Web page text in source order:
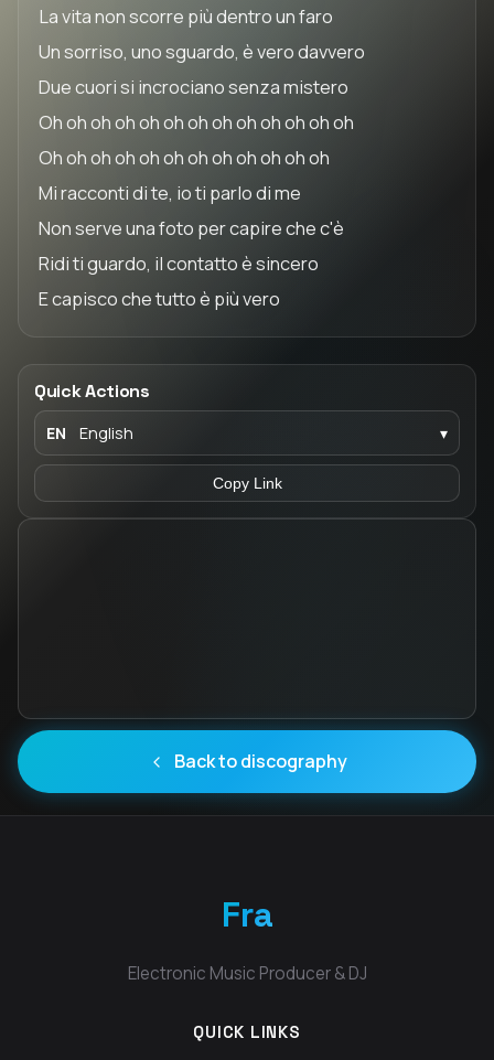
Quick Actions
EN English ▾
Copy Link
La vita non scorre più dentro un faro
Un sorriso, uno sguardo, è vero davvero
Due cuori si incrociano senza mistero
Oh oh oh oh oh oh oh oh oh oh oh oh oh
Oh oh oh oh oh oh oh oh oh oh oh oh
Mi racconti di te, io ti parlo di me
Non serve una foto per capire che c'è
Ridi ti guardo, il contatto è sincero
E capisco che tutto è più vero
Back to discography
Fra
Electronic Music Producer & DJ
QUICK LINKS